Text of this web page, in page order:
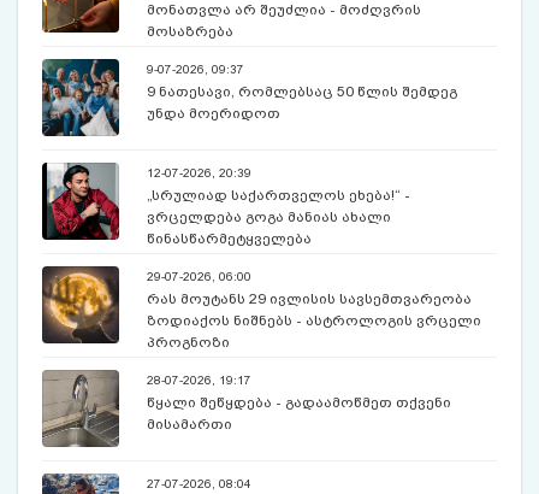
მონათვლა არ შეუძლია - მოძღვრის
მოსაზრება
9-07-2026, 09:37
9 ნათესავი, რომლებსაც 50 წლის შემდეგ
უნდა მოერიდოთ
12-07-2026, 20:39
„სრულიად საქართველოს ეხება!“ -
ვრცელდება გოგა მანიას ახალი
წინასწარმეტყველება
29-07-2026, 06:00
რას მოუტანს 29 ივლისის სავსემთვარეობა
ზოდიაქოს ნიშნებს - ასტროლოგის ვრცელი
პროგნოზი
28-07-2026, 19:17
წყალი შეწყდება - გადაამოწმეთ თქვენი
მისამართი
27-07-2026, 08:04